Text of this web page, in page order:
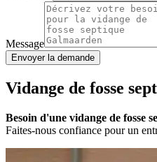
Message
Envoyer la demande
Vidange de fosse
Besoin d'une vidange de fosse
Faites-nous confiance pour un